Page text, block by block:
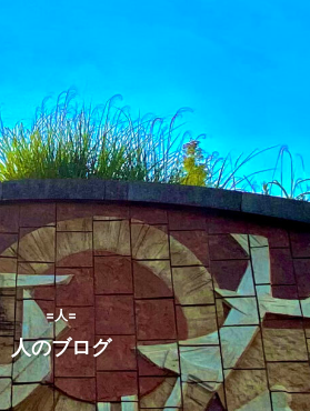
=人=
人のブログ